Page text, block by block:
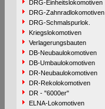
DRG-Einheitslokomotiven
DRG-Zahnradlokomotiven
DRG-Schmalspurlok.
Kriegslokomotiven
Verlagerungsbauten
DB-Neubaulokomotiven
DB-Umbaulokomotiven
DR-Neubaulokomotiven
DR-Rekolokomotiven
DR - "6000er"
ELNA-Lokomotiven